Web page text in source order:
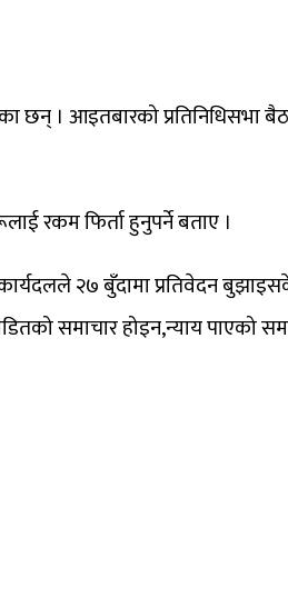
छन् । आइतबारको प्रतिनिधिसभा
रकम फिर्ता हुनुपर्ने बताए ।
२७ बुँदामा प्रतिवेदन
समाचार होइन,न्याय पाएको